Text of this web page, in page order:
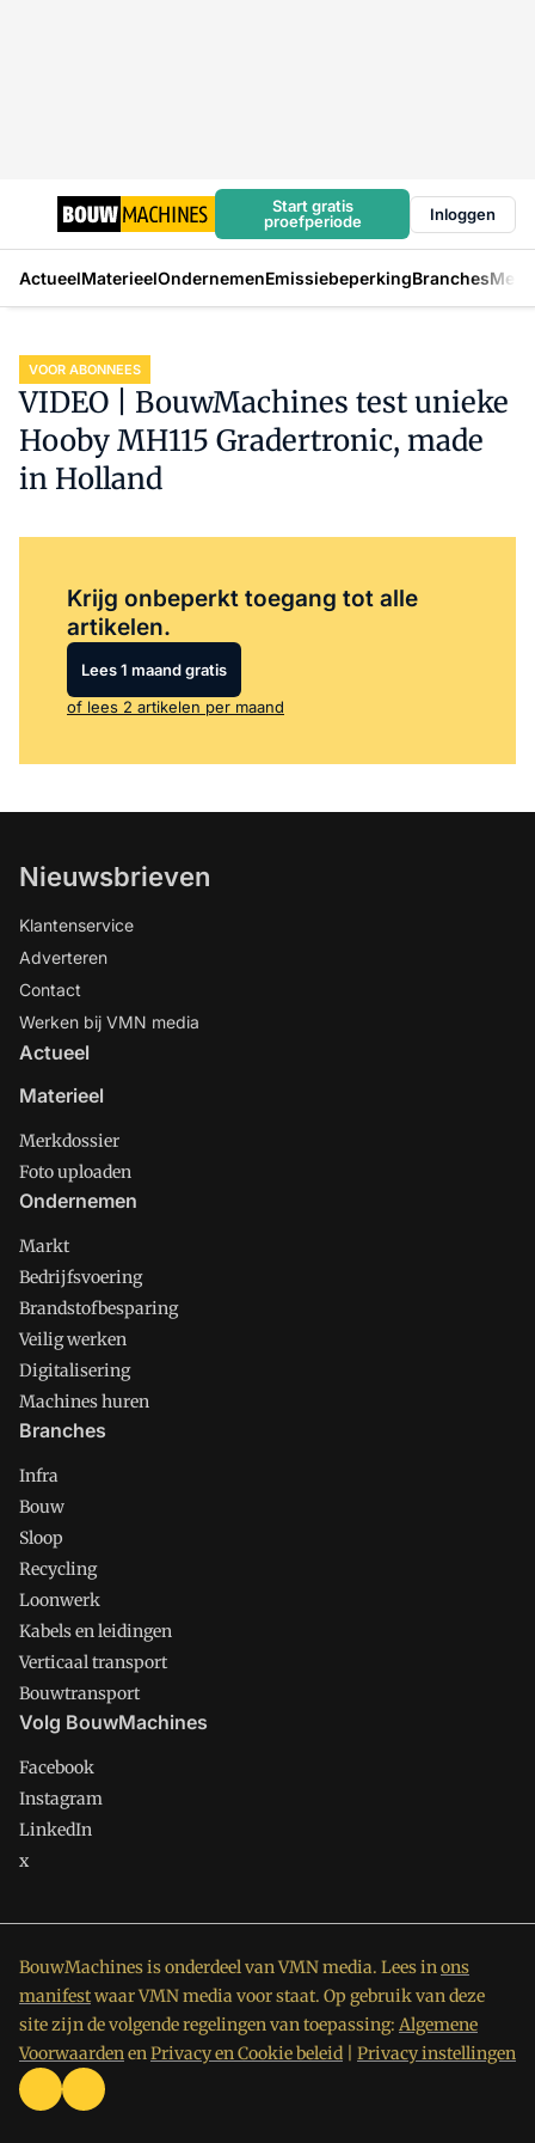
Start gratis
proefperiode
Inloggen
ActueelMaterieelOndernemenEmissiebeperkingBranches
VOOR ABONNEES
VIDEO | BouwMachines test unieke
Hooby MH115 Gradertronic, made
in Holland
Krijg onbeperkt toegang tot alle
artikelen.
Lees 1 maand gratis
of lees 2 artikelen per maand
Nieuwsbrieven
Klantenservice
Adverteren
Contact
Werken bij VMN media
Actueel
Materieel
Merkdossier
Foto uploaden
Ondernemen
Markt
Bedrijfsvoering
Brandstofbesparing
Veilig werken
Digitalisering
Machines huren
Branches
Infra
Bouw
Sloop
Recycling
Loonwerk
Kabels en leidingen
Verticaal transport
Bouwtransport
Volg BouwMachines
Facebook
Instagram
LinkedIn
x
BouwMachines is onderdeel van VMN media. Lees inons
manifestwaar VMN media voor staat. Op gebruik van deze
site zijn de volgende regelingen van toepassing: Algemene
VoorwaardenenPrivacy en Cookie beleid Privacy instellingen